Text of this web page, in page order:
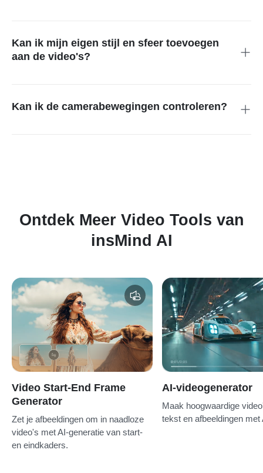
Kan ik mijn eigen stijl en sfeer toevoegen
aan de video's?
jouw visie.
Kan ik de camerabewegingen controleren?
Ontdek Meer Video Tools van
insMind AI
Video Start-End Frame
Generator
Zet je afbeeldingen om in naadloze
video's met AI-generatie van start-
en eindkaders.
AI-videogenerator
Maak hoogwaardige
tekst en afbeeldingen met